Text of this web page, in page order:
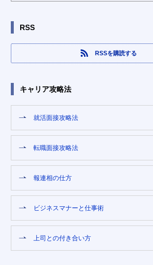
RSS
RSSを購読する
キャリア攻略法
就活面接攻略法
転職面接攻略法
報連相の仕方
ビジネスマナーと仕事術
上司との付き合い方